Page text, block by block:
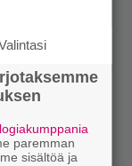
paremman
sisältöä ja